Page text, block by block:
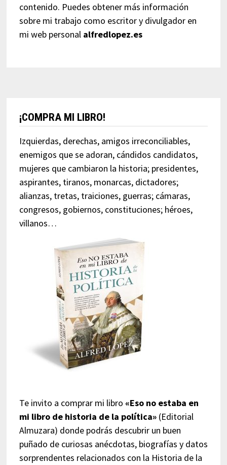
contenido. Puedes obtener más información
sobre mi trabajo como escritor y divulgador en
mi web personal alfredlopez.es
¡COMPRA MI LIBRO!
Izquierdas, derechas, amigos irreconciliables,
enemigos que se adoran, cándidos candidatos,
mujeres que cambiaron la historia; presidentes,
aspirantes, tiranos, monarcas, dictadores;
alianzas, tretas, traiciones, guerras; cámaras,
congresos, gobiernos, constituciones; héroes,
villanos…
Te invito a comprar mi libro «Eso no estaba en
mi libro de historia de la política»(Editorial
Almuzara) donde podrás descubrir un buen
puñado de curiosas anécdotas, biografías y datos
sorprendentes relacionados con la Historia de la